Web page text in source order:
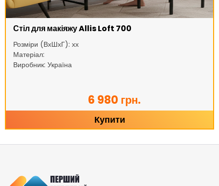
Стіл для макіяжу Allis Loft 700
Розміри (ВхШхГ): хх
Матеріал:
Виробник: Україна
6 980 грн.
Купити